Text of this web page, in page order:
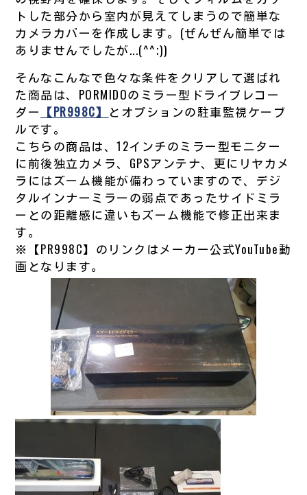
トした部分から室内が見えてしまうので簡単な
カメラカバーを作成します。(ぜんぜん簡単では
ありませんでしたが...(^^;))
そんなこんなで色々な条件をクリアして選ばれ
た商品は、PORMIDOのミラー型ドライブレコー
ダー 【PR998C】 とオプションの駐車監視ケーブ
ルです。
こちらの商品は、12インチのミラー型モニター
に前後独立カメラ、GPSアンテナ、更にリヤカメ
ラにはズーム機能が備わっていますので、デジ
タルインナーミラーの弱点であったサイドミラ
ーとの距離感に違いもズーム機能で修正出来ま
す。
※【PR998C】のリンクはメーカー公式YouTube動
画となります。